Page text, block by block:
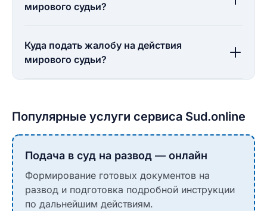
мирового судьи?
Куда подать жалобу на действия
мирового судьи?
Популярные услуги сервиса Sud.online
Подача в суд на развод — онлайн
Формирование готовых документов на
развод и подготовка подробной инструкции
по дальнейшим действиям.